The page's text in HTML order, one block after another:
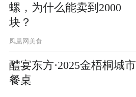
螺，为什么能卖到2000
块？
凤凰网美食
醴宴东方·2025金梧桐城市
餐桌